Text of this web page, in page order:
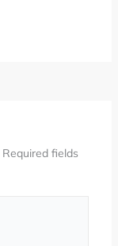
Required fields